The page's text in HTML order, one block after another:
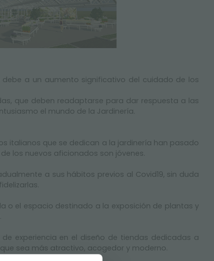
a un aumento significativo del cuidado de los
que deben readaptarse para dar respuesta a las
el mundo de la Jardinería.
italianos que se dedican a la jardinería han pasado
los nuevos aficionados son jóvenes.
a sus hábitos previos al Covid19, sin duda
o el espacio destinado a la exposición de plantas y
experiencia en el diseño de tiendas dedicadas a
sea más atractivo, acogedor y moderno.